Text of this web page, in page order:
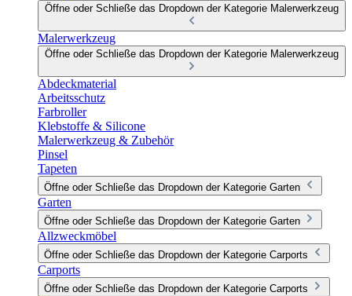
Öffne oder Schließe das Dropdown der Kategorie Malerwerkzeug
Malerwerkzeug
Öffne oder Schließe das Dropdown der Kategorie Malerwerkzeug
Abdeckmaterial
Arbeitsschutz
Farbroller
Klebstoffe & Silicone
Malerwerkzeug & Zubehör
Pinsel
Tapeten
Öffne oder Schließe das Dropdown der Kategorie Garten
Garten
Öffne oder Schließe das Dropdown der Kategorie Garten
Allzweckmöbel
Öffne oder Schließe das Dropdown der Kategorie Carports
Carports
Öffne oder Schließe das Dropdown der Kategorie Carports